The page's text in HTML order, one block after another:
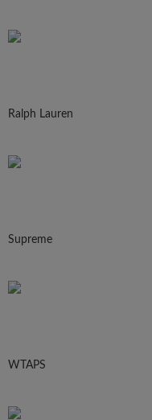
Ralph Lauren
Supreme
WTAPS